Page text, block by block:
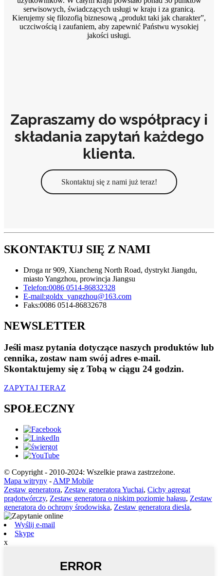
serwisowych, świadczących usługi w kraju i za granicą.
Kierujemy się filozofią biznesową „produkt taki jak charakter”,
uczciwością i zaufaniem, aby zapewnić Państwu wysokiej
jakości usługi.
Zapraszamy do współpracy i
składania zapytań każdego
klienta.
Skontaktuj się z nami już teraz!
SKONTAKTUJ SIĘ Z NAMI
Droga nr 909, Xiancheng North Road, dystrykt Jiangdu,
miasto Yangzhou, prowincja Jiangsu
Telefon:0086 0514-86832328
E-mail:goldx_yangzhou@163.com
Faks:0086 0514-86832678
NEWSLETTER
Jeśli masz pytania dotyczące naszych produktów lub
cennika, zostaw nam swój adres e-mail.
Skontaktujemy się z Tobą w ciągu 24 godzin.
ZAPYTAJ TERAZ
SPOŁECZNY
© Copyright - 2010-2024: Wszelkie prawa zastrzeżone.
Mapa witryny - AMP Mobile
Zestaw generatora, Zestaw generatora Yuchai, Cichy agregat
prądotwórczy, Zestaw generatora o niskim poziomie hałasu, Zestaw
generatora do ochrony środowiska, Zestaw generatora diesla,
Wyślij e-mail
Skype
x